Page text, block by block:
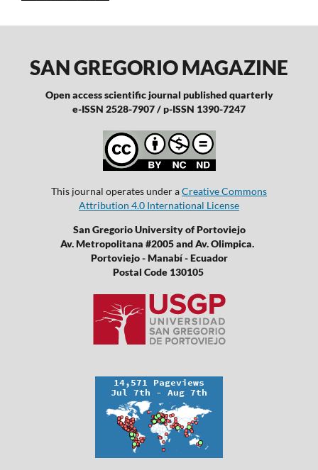
SAN GREGORIO MAGAZINE
Open access scientific journal published quarterly
e-ISSN 2528-7907 / p-ISSN 1390-7247
This journal operates under aCreative Commons
Attribution 4.0 International License
San Gregorio University of Portoviejo
Av. Metropolitana #2005 and Av. Olimpica.
Portoviejo - Manabí - Ecuador
Postal Code 130105